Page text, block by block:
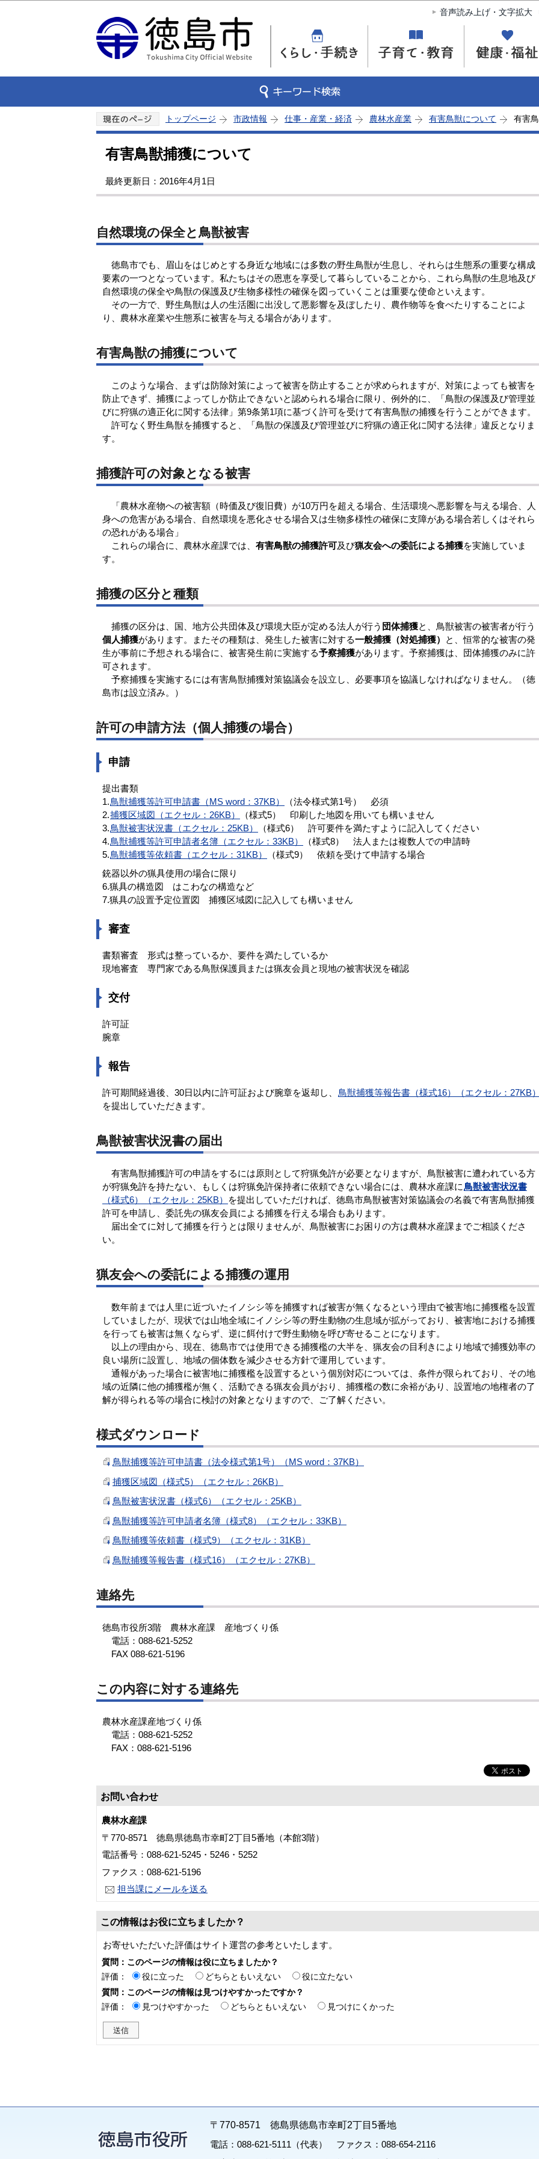
このページの本文へ移動
音声読み上げ・文字拡大
トップページ 市政情報 仕事・産業・経済 農林水産業 有害鳥獣について 有害
有害鳥獣捕獲について
最終更新日：2016年4月1日
自然環境の保全と鳥獣被害
徳島市でも、眉山をはじめとする身近な地域には多数の野生鳥獣が生息し、それらは生態系の重要な構成
要素の一つとなっています。私たちはその恩恵を享受して暮らしていることから、これら鳥獣の生息地及び
自然環境の保全や鳥獣の保護及び生物多様性の確保を図っていくことは重要な使命といえます。
その一方で、野生鳥獣は人の生活圏に出没して悪影響を及ぼしたり、農作物等を食べたりすることによ
り、農林水産業や生態系に被害を与える場合があります。
有害鳥獣の捕獲について
このような場合、まずは防除対策によって被害を防止することが求められますが、対策によっても被害を
防止できず、捕獲によってしか防止できないと認められる場合に限り、例外的に、「鳥獣の保護及び管理並
びに狩猟の適正化に関する法律」第9条第1項に基づく許可を受けて有害鳥獣の捕獲を行うことができます。
許可なく野生鳥獣を捕獲すると、「鳥獣の保護及び管理並びに狩猟の適正化に関する法律」違反となりま
す。
捕獲許可の対象となる被害
「農林水産物への被害額（時価及び復旧費）が10万円を超える場合、生活環境へ悪影響を与える場合、人
身への危害がある場合、自然環境を悪化させる場合又は生物多様性の確保に支障がある場合若しくはそれら
の恐れがある場合」
これらの場合に、農林水産課では、 有害鳥獣の捕獲許可及び猟友会への委託による捕獲を実施していま
す。
捕獲の区分と種類
捕獲の区分は、国、地方公共団体及び環境大臣が定める法人が行う 団体捕獲と、鳥獣被害の被害者が行う
個人捕獲があります。またその種類は、発生した被害に対する一般捕獲（対処捕獲）
と、恒常的な被害の発
生が事前に予想される場合に、被害発生前に実施する予察捕獲があります。予察捕獲は、団体捕獲のみに許
可されます。
予察捕獲を実施するには有害鳥獣捕獲対策協議会を設立し、必要事項を協議しなければなりません。（徳
島市は設立済み。）
許可の申請方法（個人捕獲の場合）
申請
提出書類
1.鳥獣捕獲等許可申請書（MS word：37KB）
（法令様式第1号） 必須
2.捕獲区域図（エクセル：26KB）
（様式5） 印刷した地図を用いても構いません
3.鳥獣被害状況書（エクセル：25KB）
（様式6） 許可要件を満たすように記入してください
4.鳥獣捕獲等許可申請者名簿（エクセル：33KB）
（様式8） 法人または複数人での申請時
5.鳥獣捕獲等依頼書（エクセル：31KB）
（様式9） 依頼を受けて申請する場合
銃器以外の猟具使用の場合に限り
6.猟具の構造図 はこわなの構造など
7.猟具の設置予定位置図 捕獲区域図に記入しても構いません
審査
書類審査 形式は整っているか、要件を満たしているか
現地審査 専門家である鳥獣保護員または猟友会員と現地の被害状況を確認
交付
許可証
腕章
報告
許可期間経過後、30日以内に許可証および腕章を返却し、
鳥獣捕獲等報告書（様式16）（エクセル：27KB）
を提出していただきます。
鳥獣被害状況書の届出
有害鳥獣捕獲許可の申請をするには原則として狩猟免許が必要となりますが、鳥獣被害に遭われている方
が狩猟免許を持たない、もしくは狩猟免許保持者に依頼できない場合には、農林水産課に鳥獣被害状況書
（様式6）（エクセル：25KB）
を提出していただければ、徳島市鳥獣被害対策協議会の名義で有害鳥獣捕獲
許可を申請し、委託先の猟友会員による捕獲を行える場合もあります。
届出全てに対して捕獲を行うとは限りませんが、鳥獣被害にお困りの方は農林水産課までご相談くださ
い。
猟友会への委託による捕獲の運用
数年前までは人里に近づいたイノシシ等を捕獲すれば被害が無くなるという理由で被害地に捕獲檻を設置
していましたが、現状では山地全域にイノシシ等の野生動物の生息域が拡がっており、被害地における捕獲
を行っても被害は無くならず、逆に餌付けで野生動物を呼び寄せることになります。
以上の理由から、現在、徳島市では使用できる捕獲檻の大半を、猟友会の目利きにより地域で捕獲効率の
良い場所に設置し、地域の個体数を減少させる方針で運用しています。
通報があった場合に被害地に捕獲檻を設置するという個別対応については、条件が限られており、その地
域の近隣に他の捕獲檻が無く、活動できる猟友会員がおり、捕獲檻の数に余裕があり、設置地の地権者の了
解が得られる等の場合に検討の対象となりますので、ご了解ください。
様式ダウンロード
鳥獣捕獲等許可申請書（法令様式第1号）（MS word：37KB）
捕獲区域図（様式5）（エクセル：26KB）
鳥獣被害状況書（様式6）（エクセル：25KB）
鳥獣捕獲等許可申請者名簿（様式8）（エクセル：33KB）
鳥獣捕獲等依頼書（様式9）（エクセル：31KB）
鳥獣捕獲等報告書（様式16）（エクセル：27KB）
連絡先
徳島市役所3階 農林水産課 産地づくり係
電話：088-621-5252
FAX 088-621-5196
この内容に対する連絡先
農林水産課産地づくり係
電話：088-621-5252
FAX：088-621-5196
お問い合わせ
農林水産課
〒770-8571 徳島県徳島市幸町2丁目5番地（本館3階）
電話番号：088-621-5245・5246・5252
ファクス：088-621-5196
担当課にメールを送る
この情報はお役に立ちましたか？
お寄せいただいた評価はサイト運営の参考といたします。
質問：このページの情報は役に立ちましたか？
評価：
役に立った どちらともいえない
役に立たない
質問：このページの情報は見つけやすかったですか？
評価：
見つけやすかった どちらともいえない 見つけにくかった
〒770-8571 徳島県徳島市幸町2丁目5番地
電話：088-621-5111（代表） ファクス：088-654-2116